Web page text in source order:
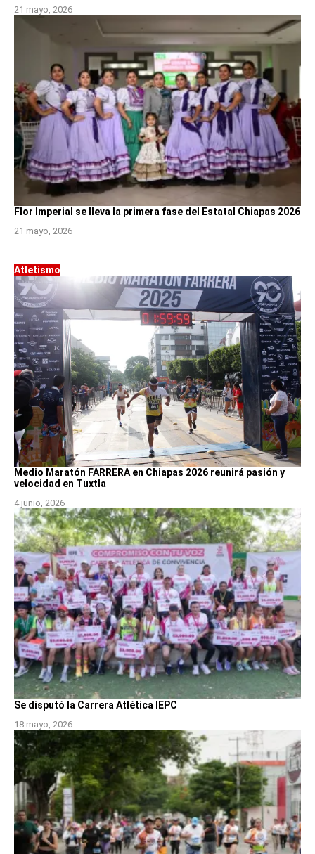
21 mayo, 2026
Flor Imperial se lleva la primera fase del Estatal Chiapas 2026
21 mayo, 2026
Atletismo
Medio Maratón FARRERA en Chiapas 2026 reunirá pasión y
velocidad en Tuxtla
4 junio, 2026
Se disputó la Carrera Atlética IEPC
18 mayo, 2026